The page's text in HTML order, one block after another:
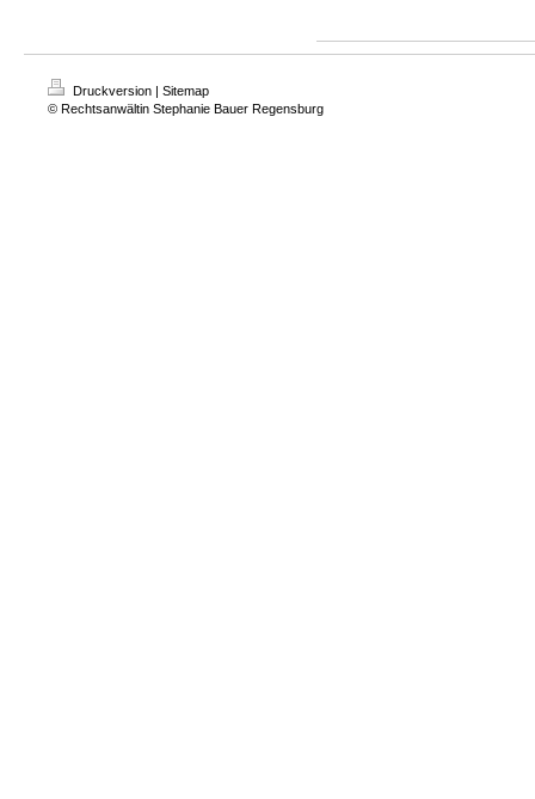
Druckversion | Sitemap
© Rechtsanwältin Stephanie Bauer Regensburg